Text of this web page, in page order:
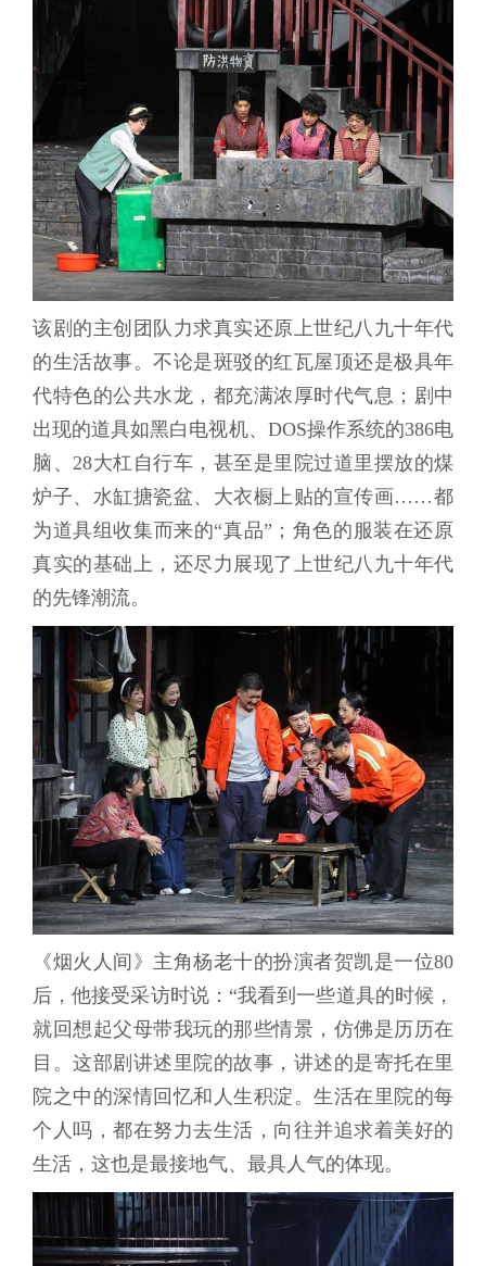
该剧的主创团队力求真实还原上世纪八九十年代
的生活故事。不论是斑驳的红瓦屋顶还是极具年
代特色的公共水龙，都充满浓厚时代气息；剧中
出现的道具如黑白电视机、DOS操作系统的386电
脑、28大杠自行车，甚至是里院过道里摆放的煤
炉子、水缸搪瓷盆、大衣橱上贴的宣传画……都
为道具组收集而来的“真品”；角色的服装在还原
真实的基础上，还尽力展现了上世纪八九十年代
的先锋潮流。
《烟火人间》主角杨老十的扮演者贺凯是一位80
后，他接受采访时说：“我看到一些道具的时候，
就回想起父母带我玩的那些情景，仿佛是历历在
目。这部剧讲述里院的故事，讲述的是寄托在里
院之中的深情回忆和人生积淀。生活在里院的每
个人吗，都在努力去生活，向往并追求着美好的
生活，这也是最接地气、最具人气的体现。